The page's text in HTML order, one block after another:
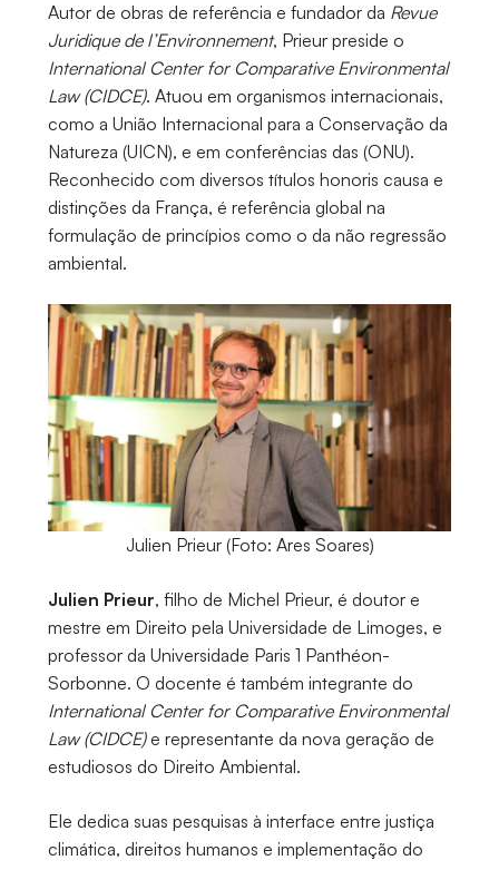
Autor de obras de referência e fundador da Revue
Juridique de l’Environnement, Prieur preside o
International Center for Comparative Environmental
Law (CIDCE). Atuou em organismos internacionais,
como a União Internacional para a Conservação da
Natureza (UICN), e em conferências das (ONU).
Reconhecido com diversos títulos honoris causa e
distinções da França, é referência global na
formulação de princípios como o da não regressão
ambiental.
Julien Prieur (Foto: Ares Soares)
Julien Prieur, filho de Michel Prieur, é doutor e
mestre em Direito pela Universidade de Limoges, e
professor da Universidade Paris 1 Panthéon-
Sorbonne. O docente é também integrante do
International Center for Comparative Environmental
Law (CIDCE)e representante da nova geração de
estudiosos do Direito Ambiental.
Ele dedica suas pesquisas à interface entre justiça
climática, direitos humanos e implementação do